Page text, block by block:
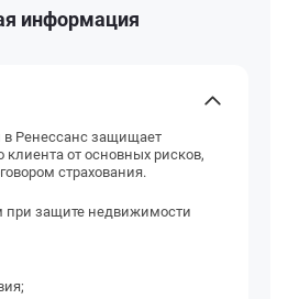
информация
в Ренессанс защищает
клиента от основных рисков,
страхования.
при защите недвижимости